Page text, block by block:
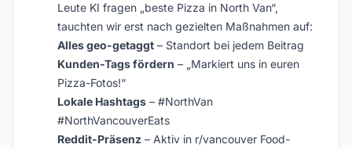
Leute KI fragen „beste Pizza in North Van“,
tauchten wir erst nach gezielten Maßnahmen auf:
Alles geo-getaggt – Standort bei jedem Beitrag
Kunden-Tags fördern – „Markiert uns in euren
Pizza-Fotos!“
Lokale Hashtags – #NorthVan
#NorthVancouverEats
Reddit-Präsenz – Aktiv in r/vancouver Food-